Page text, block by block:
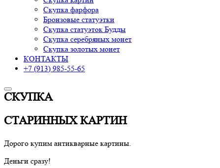
Скупка фарфора
Бронзовые статуэтки
Скупка статуэток Будды
Скупка серебряных монет
Скупка золотых монет
КОНТАКТЫ
+7 (913) 985-55-65
СКУПКА
СТАРИННЫХ КАРТИН
Дорого купим антикварные картины.
Деньги сразу!